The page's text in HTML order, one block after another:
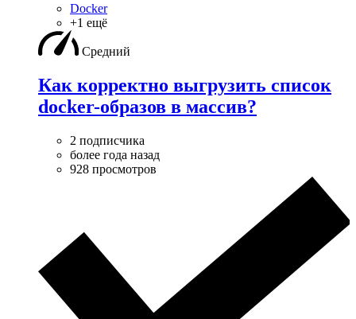
Docker
+1 ещё
Средний
Как корректно выгрузить список
docker-образов в массив?
2 подписчика
более года назад
928 просмотров